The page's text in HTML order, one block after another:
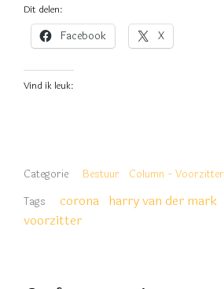
Dit delen:
Facebook X
Vind ik leuk:
Categorie Bestuur Column - Voorzitter
Tags
corona harry van der mark
voorzitter